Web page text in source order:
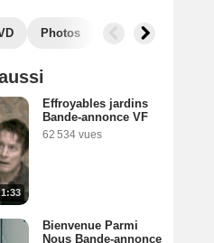
Photos Secrets de tournage
1:33
Effroyables jardins
Bande-annonce VF
62 534 vues
Bienvenue Parmi
Nous Bande-annonce